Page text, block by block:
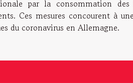
par la consommation
Ces mesures concourent à
du coronavirus en Allemagne.